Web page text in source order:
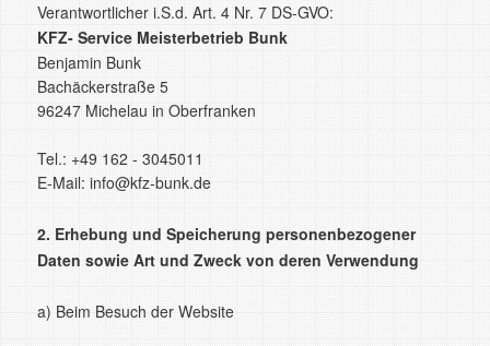
Verantwortlicher i.S.d. Art. 4 Nr. 7 DS-GVO:
KFZ- Service Meisterbetrieb Bunk
Benjamin Bunk
Bachäckerstraße 5
96247 Michelau in Oberfranken
Tel.: +49 162 - 3045011
E-Mail: info@kfz-bunk.de
2. Erhebung und Speicherung personenbezogener
Daten sowie Art und Zweck von deren Verwendung
a) Beim Besuch der Website